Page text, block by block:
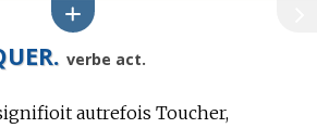
verbe act.
autrefois Toucher,